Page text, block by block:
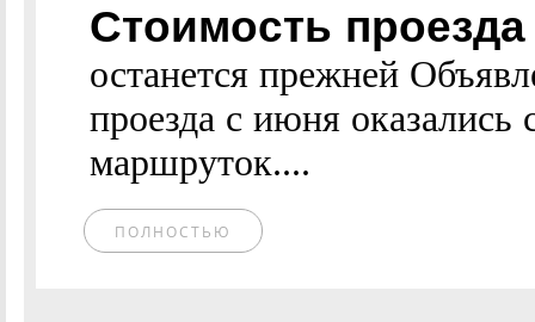
Стоимость
останется прежней
проезда с июня оказались
маршруток....
ПОЛНОСТЬЮ